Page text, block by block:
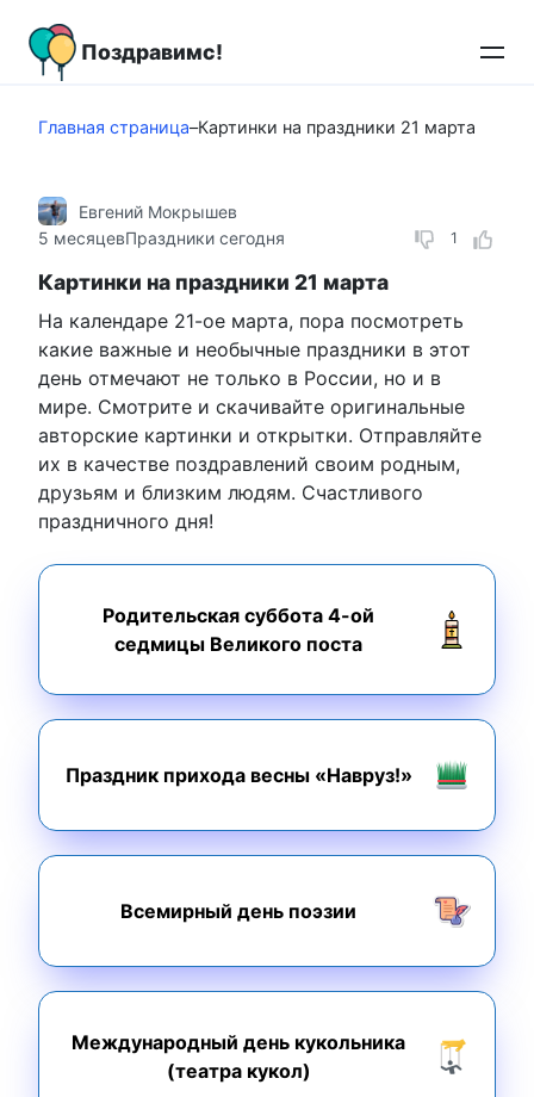
контенту
Поздравимс!
Главная страница–Картинки на праздники 21 марта
1
Евгений Мокрышев
5 месяцевПраздники сегодня
Картинки на праздники 21 марта
На календаре 21-ое марта, пора посмотреть
какие важные и необычные праздники в этот
день отмечают не только в России, но и в
мире. Смотрите и скачивайте оригинальные
авторские картинки и открытки. Отправляйте
их в качестве поздравлений своим родным,
друзьям и близким людям. Счастливого
праздничного дня!
Родительская суббота 4-ой
седмицы Великого поста
Праздник прихода весны «Навруз!»
Всемирный день поэзии
Международный день кукольника
(театра кукол)